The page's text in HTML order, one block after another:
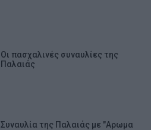
Οι πασχαλινές συναυλίες της
Παλαιάς
Συναυλία της Παλαιάς με "Αρωμα